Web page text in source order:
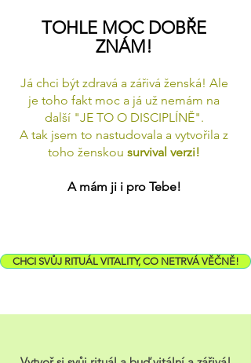
TOHLE MOC DOBŘE
ZNÁM!
Já chci být zdravá a zářivá ženská! Ale
je toho fakt moc a já už nemám na
další "JE TO O DISCIPLÍNĚ".
A tak jsem to nastudovala a vytvořila z
toho ženskou survival verzi!
A mám ji i pro Tebe!
CHCI SVŮJ RITUÁL VITALITY, CO NETRVÁ VĚČNĚ!